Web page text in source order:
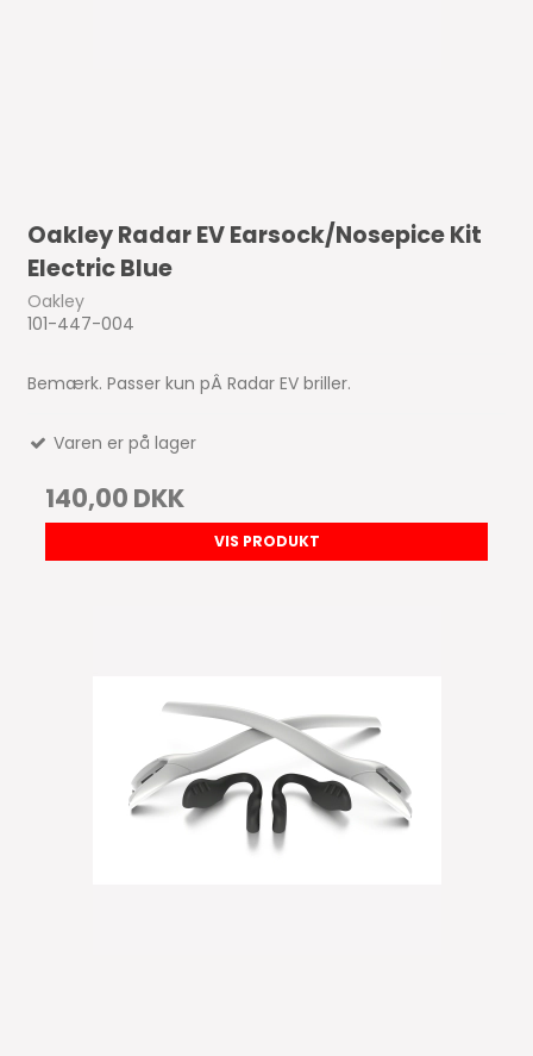
Oakley Radar EV Earsock/Nosepice Kit
Electric Blue
Oakley
101-447-004
Bemærk. Passer kun pÂ Radar EV briller.
Varen er på lager
140,00 DKK
VIS PRODUKT